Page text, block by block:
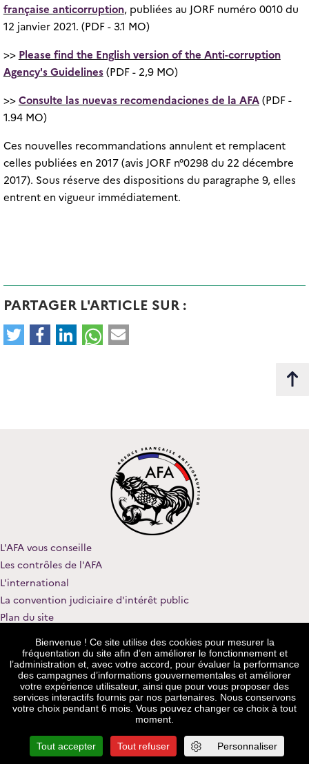
Bienvenue ! Ce site utilise des cookies pour mesurer la
fréquentation du site afin d’en améliorer le fonctionnement et
l’administration et, avec votre accord, pour évaluer la performance
des campagnes d’informations gouvernementales et améliorer
votre expérience utilisateur, ainsi que pour vous proposer des
services interactifs fournis par nos partenaires. Nous conservons
votre choix pendant 6 mois. Vous pouvez changer ce choix à tout
moment.
Tout accepter Tout refuser Personnaliser
française anticorruption, publiées au JORF numéro 0010 du
12 janvier 2021. (PDF - 3.1 MO)
>> Please find the English version of the Anti-corruption
Agency's Guidelines(PDF - 2,9 MO)
>> Consulte las nuevas recomendaciones de la AFA(PDF -
1.94 MO)
Ces nouvelles recommandations annulent et remplacent
celles publiées en 2017 (avis JORF n°0298 du 22 décembre
2017). Sous réserve des dispositions du paragraphe 9, elles
entrent en vigueur immédiatement.
PARTAGER L'ARTICLE SUR :
L'AFA vous conseille
Les contrôles de l'AFA
L'international
La convention judiciaire d'intérêt public
Plan du site
Rejoindre notre équipe
Mentions légales
Procédure de recueil et de traitement des signalements
Données personnelles
legifrance.gouv.fr service-public.fr
gouvernement.fr
data.gouv.fr